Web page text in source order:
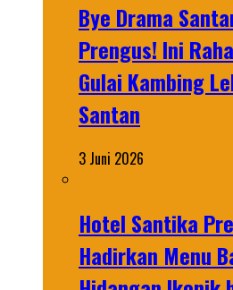
Bye Drama
Prengus! Ini
Gulai Kambing
Santan
3 Juni 2026
Hotel Santika
Hadirkan Menu